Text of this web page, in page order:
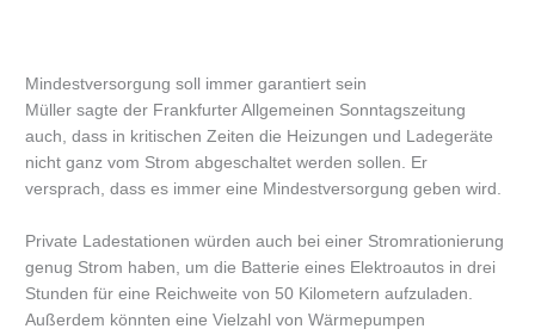
Mindestversorgung soll immer garantiert sein
Müller sagte der Frankfurter Allgemeinen Sonntagszeitung
auch, dass in kritischen Zeiten die Heizungen und Ladegeräte
nicht ganz vom Strom abgeschaltet werden sollen. Er
versprach, dass es immer eine Mindestversorgung geben wird.
Private Ladestationen würden auch bei einer Stromrationierung
genug Strom haben, um die Batterie eines Elektroautos in drei
Stunden für eine Reichweite von 50 Kilometern aufzuladen.
Außerdem könnten eine Vielzahl von Wärmepumpen